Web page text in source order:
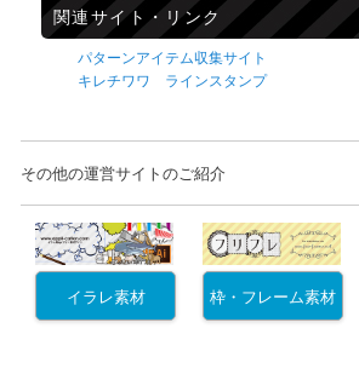
関連サイト・リンク
パターンアイテム収集サイト
キレチワワ ラインスタンプ
その他の運営サイトのご紹介
イラレ素材 枠・フレーム素材